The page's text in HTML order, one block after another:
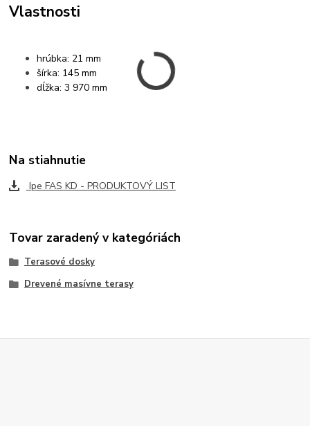
Vlastnosti
hrúbka: 21 mm
šírka: 145 mm
dĺžka: 3 970 mm
Na stiahnutie
Ipe FAS KD - PRODUKTOVÝ LIST
Tovar zaradený v kategóriách
Terasové dosky
Drevené masívne terasy